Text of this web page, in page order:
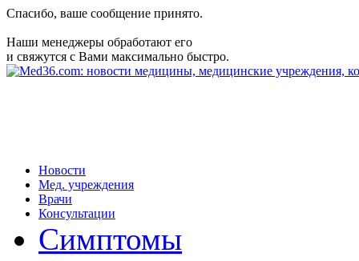
Спасибо, ваше сообщение принято.
Наши менеджеры обработают его
и свяжутся с Вами максимально быстро.
Новости
Мед. учреждения
Врачи
Консультации
Симптомы